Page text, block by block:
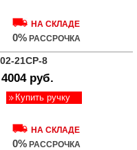
НА СКЛАДЕ
0% РАССРОЧКА
21CP-8
4004 руб.
Купить ручку
НА СКЛАДЕ
0% РАССРОЧКА